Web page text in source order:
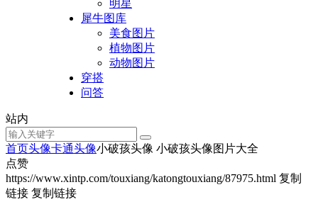
明星
犀牛图库
美食图片
植物图片
动物图片
穿搭
问答
站内
首页头像卡通头像小破孩头像 小破孩头像图片大全
点赞
https://www.xintp.com/touxiang/katongtouxiang/87975.html 复制
链接 复制链接